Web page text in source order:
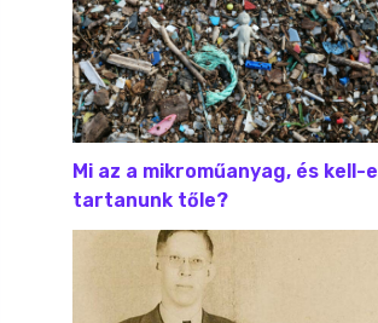
Mi az a mikroműanyag, és kell-e
tartanunk tőle?